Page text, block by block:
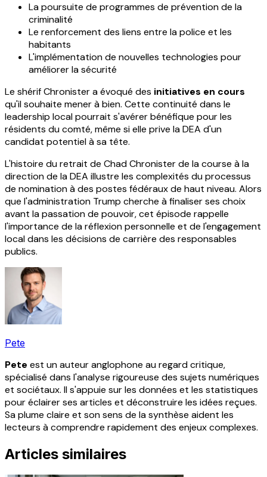
La poursuite de programmes de prévention de la
criminalité
Le renforcement des liens entre la police et les
habitants
L'implémentation de nouvelles technologies pour
améliorer la sécurité
Le shérif Chronister a évoqué des initiatives en cours
qu'il souhaite mener à bien. Cette continuité dans le
leadership local pourrait s'avérer bénéfique pour les
résidents du comté, même si elle prive la DEA d'un
candidat potentiel à sa tête.
L'histoire du retrait de Chad Chronister de la course à la
direction de la DEA illustre les complexités du processus
de nomination à des postes fédéraux de haut niveau. Alors
que l'administration Trump cherche à finaliser ses choix
avant la passation de pouvoir, cet épisode rappelle
l'importance de la réflexion personnelle et de l'engagement
local dans les décisions de carrière des responsables
publics.
Pete
Pete est un auteur anglophone au regard critique,
spécialisé dans l'analyse rigoureuse des sujets numériques
et sociétaux. Il s'appuie sur les données et les statistiques
pour éclairer ses articles et déconstruire les idées reçues.
Sa plume claire et son sens de la synthèse aident les
lecteurs à comprendre rapidement des enjeux complexes.
Articles similaires